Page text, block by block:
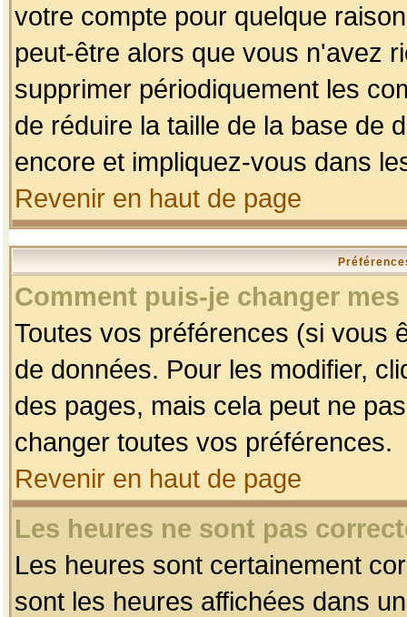
votre compte pour quelque
peut-être alors que vous n'avez
supprimer périodiquement les
de réduire la taille de la base de
encore et impliquez-vous dans
Revenir en haut de page
Comment puis-je changer
Toutes vos préférences (si vous
de données. Pour les modifier,
des pages, mais cela peut ne
changer toutes vos préférences.
Revenir en haut de page
Les heures ne sont pas
Les heures sont certainement
sont les heures affichées dans